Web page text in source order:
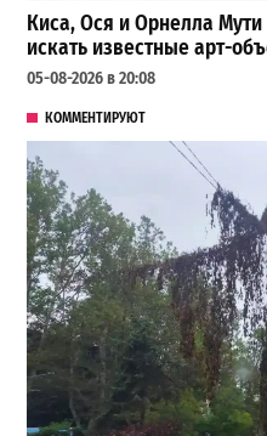
Киса, Ося и Орнелла Мути
искать известные арт-
05-08-2026 в 20:08
КОММЕНТИРУЮТ